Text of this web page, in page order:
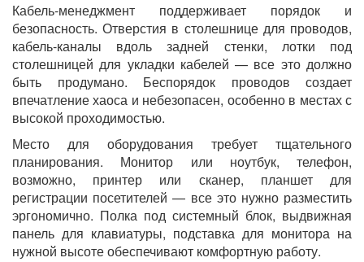
Кабель-менеджмент поддерживает порядок и
безопасность. Отверстия в столешнице для проводов,
кабель-каналы вдоль задней стенки, лотки под
столешницей для укладки кабелей — все это должно
быть продумано. Беспорядок проводов создает
впечатление хаоса и небезопасен, особенно в местах с
высокой проходимостью.
Место для оборудования требует тщательного
планирования. Монитор или ноутбук, телефон,
возможно, принтер или сканер, планшет для
регистрации посетителей — все это нужно разместить
эргономично. Полка под системный блок, выдвижная
панель для клавиатуры, подставка для монитора на
нужной высоте обеспечивают комфортную работу.